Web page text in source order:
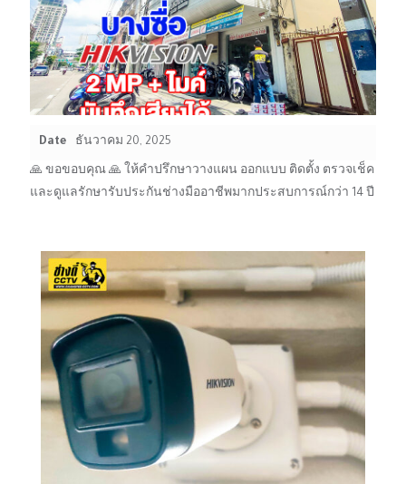
Date ธันวาคม 20, 2025
🙏 ขอขอบคุณ 🙏 ให้คำปรึกษาวางแผน ออกแบบ ติดตั้ง ตรวจเช็ค
และดูแลรักษารับประกันช่างมืออาชีพมากประสบการณ์กว่า 14 ปี